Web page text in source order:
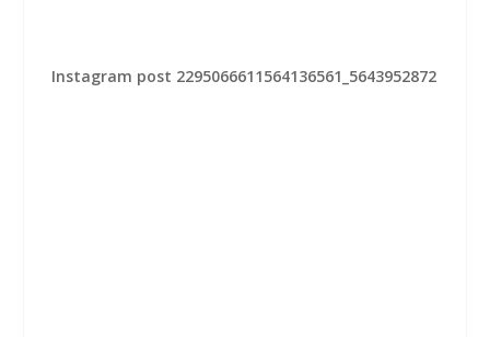
Instagram post 2295066611564136561_5643952872